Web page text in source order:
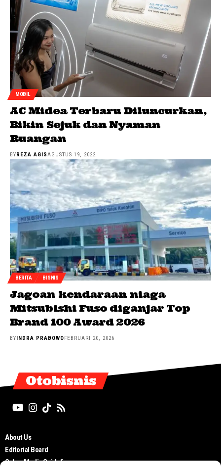
MOBIL
AC Midea Terbaru Diluncurkan,
Bikin Sejuk dan Nyaman
Ruangan
BYREZA AGISAGUSTUS 19, 2022
BERITA BISNIS
Jagoan kendaraan niaga
Mitsubishi Fuso diganjar Top
Brand 100 Award 2026
BYINDRA PRABOWOFEBRUARI 20, 2026
Otobisnis
About Us
Editorial Board
Cyber Media Guidelines